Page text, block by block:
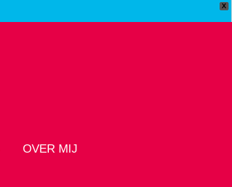
X
OVER MIJ